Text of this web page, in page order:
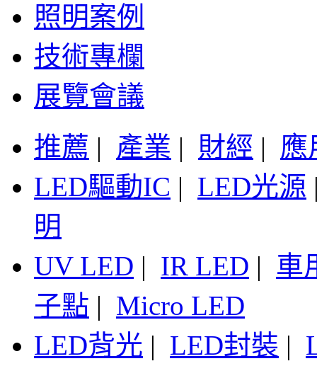
照明案例
技術專欄
展覽會議
推薦 | 產業 | 財經 | 應
LED驅動IC | LED光源
明
UV LED | IR LED | 車
子點 | Micro LED
LED背光 | LED封裝 |